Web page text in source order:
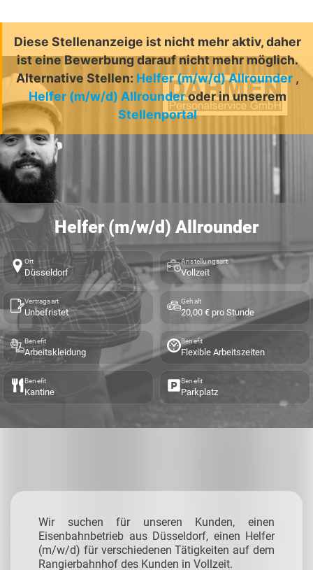
Diese Stellenanzeige ist nicht mehr aktiv, daher
ist eine Bewerbung darauf nicht mehr möglich.
Alternative Stellen: Helfer (m/w/d) Allrounder ,
Helfer (m/w/d) Allrounderoder in unserem
Stellenportal
Helfer (m/w/d) Allrounder
Ort
Düsseldorf
Anstellungsart
Vollzeit
Vertragsart
Unbefristet
Gehalt
20,00 € pro Stunde
Benefit
Arbeitskleidung
Benefit
Flexible Arbeitszeiten
Benefit
Kantine
Benefit
Parkplatz
Wir suchen für unseren Kunden, einen
Eisenbahnbetrieb aus Düsseldorf, einen Helfer
(m/w/d) für verschiedenen Tätigkeiten auf dem
Rangierbahnhof des Kunden in Vollzeit.